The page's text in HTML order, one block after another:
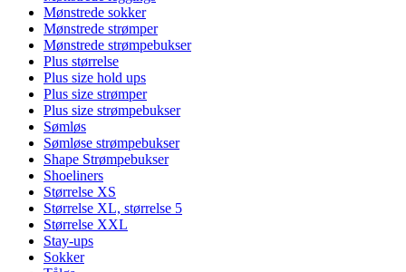
Mønstrede sokker
Mønstrede strømper
Mønstrede strømpebukser
Plus størrelse
Plus size hold ups
Plus size strømper
Plus size strømpebukser
Sømløs
Sømløse strømpebukser
Shape Strømpebukser
Shoeliners
Størrelse XS
Størrelse XL, størrelse 5
Størrelse XXL
Stay-ups
Sokker